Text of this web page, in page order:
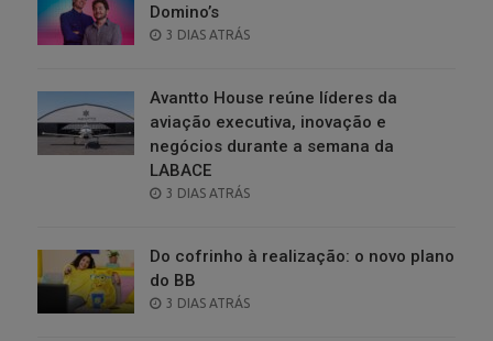
Domino’s
POSTED
3 DIAS ATRÁS
Avantto House reúne líderes da
aviação executiva, inovação e
negócios durante a semana da
LABACE
POSTED
3 DIAS ATRÁS
Do cofrinho à realização: o novo plano
do BB
POSTED
3 DIAS ATRÁS